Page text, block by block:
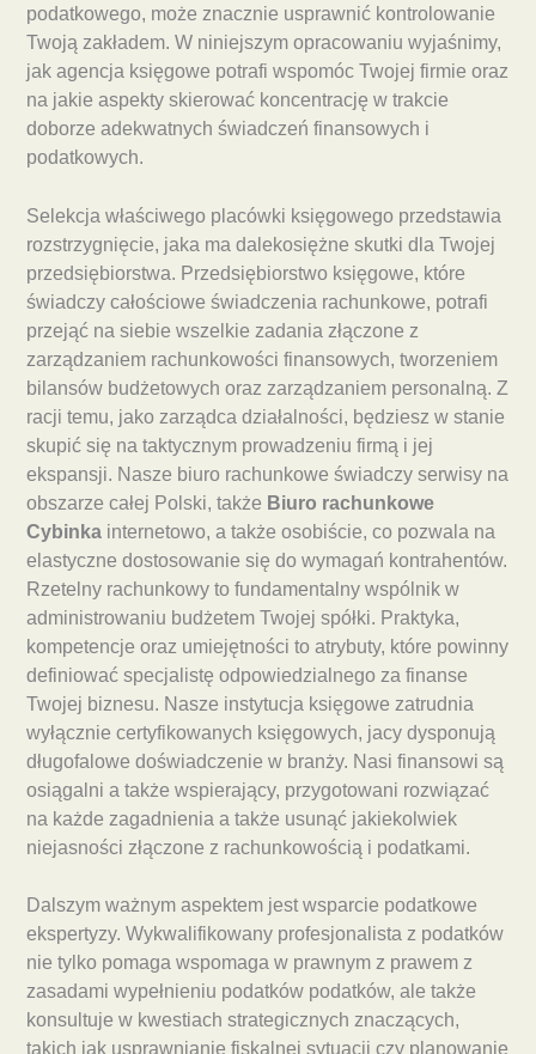
podatkowego, może znacznie usprawnić kontrolowanie
Twoją zakładem. W niniejszym opracowaniu wyjaśnimy,
jak agencja księgowe potrafi wspomóc Twojej firmie oraz
na jakie aspekty skierować koncentrację w trakcie
doborze adekwatnych świadczeń finansowych i
podatkowych.
Selekcja właściwego placówki księgowego przedstawia
rozstrzygnięcie, jaka ma dalekosiężne skutki dla Twojej
przedsiębiorstwa. Przedsiębiorstwo księgowe, które
świadczy całościowe świadczenia rachunkowe, potrafi
przejąć na siebie wszelkie zadania złączone z
zarządzaniem rachunkowości finansowych, tworzeniem
bilansów budżetowych oraz zarządzaniem personalną. Z
racji temu, jako zarządca działalności, będziesz w stanie
skupić się na taktycznym prowadzeniu firmą i jej
ekspansji. Nasze biuro rachunkowe świadczy serwisy na
obszarze całej Polski, także Biuro rachunkowe
Cybinka internetowo, a także osobiście, co pozwala na
elastyczne dostosowanie się do wymagań kontrahentów.
Rzetelny rachunkowy to fundamentalny wspólnik w
administrowaniu budżetem Twojej spółki. Praktyka,
kompetencje oraz umiejętności to atrybuty, które powinny
definiować specjalistę odpowiedzialnego za finanse
Twojej biznesu. Nasze instytucja księgowe zatrudnia
wyłącznie certyfikowanych księgowych, jacy dysponują
długofalowe doświadczenie w branży. Nasi finansowi są
osiągalni a także wspierający, przygotowani rozwiązać
na każde zagadnienia a także usunąć jakiekolwiek
niejasności złączone z rachunkowością i podatkami.
Dalszym ważnym aspektem jest wsparcie podatkowe
ekspertyzy. Wykwalifikowany profesjonalista z podatków
nie tylko pomaga wspomaga w prawnym z prawem z
zasadami wypełnieniu podatków podatków, ale także
konsultuje w kwestiach strategicznych znaczących,
takich jak usprawnianie fiskalnej sytuacji czy planowanie